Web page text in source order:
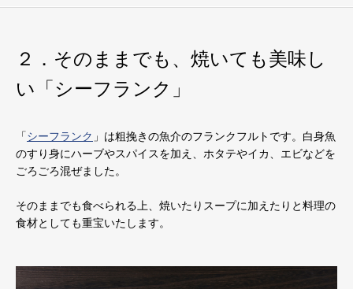
２．そのままでも、焼いても美味し
い「シーフランク」
「シーフランク 」は粗挽きの魚介のフランクフルトです。白身魚
のすり身にハーブやスパイスを加え、ホタテやイカ、エビなどを
ごろごろ混ぜました。
そのままでも食べられる上、焼いたりスープに加えたりと料理の
食材としても重宝いたします。